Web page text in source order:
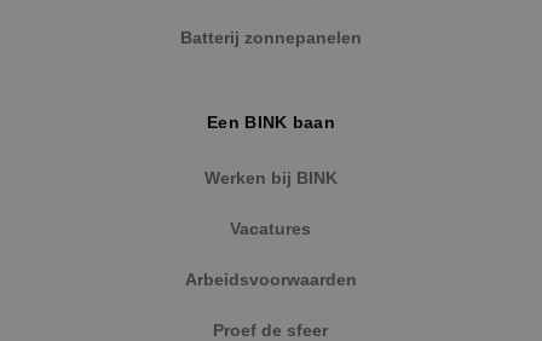
Batterij zonnepanelen
Een BINK baan
Werken bij BINK
Vacatures
Arbeidsvoorwaarden
Proef de sfeer